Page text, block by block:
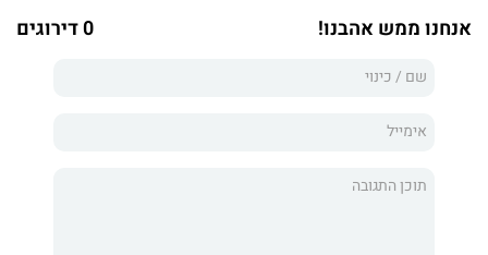
מבודד ולא להניח לאיש להיכנס לביתו ולליבו.
דרכן, אני רואה תשוקה גולמית וחסרת רסן, ששוטפת את ההיסוס
עולמם של אית'ן ושל אמה מיטלטל כשהם נפגשים, למרות פער
כלפיה. דרכיהם המצטלבות שוב ושוב מאיימות לחשוף סודות אפלים
אנחנו ממש אהבנו! 0 דירוגים